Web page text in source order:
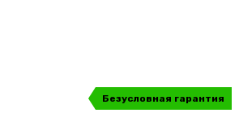
Безусловная гарантия